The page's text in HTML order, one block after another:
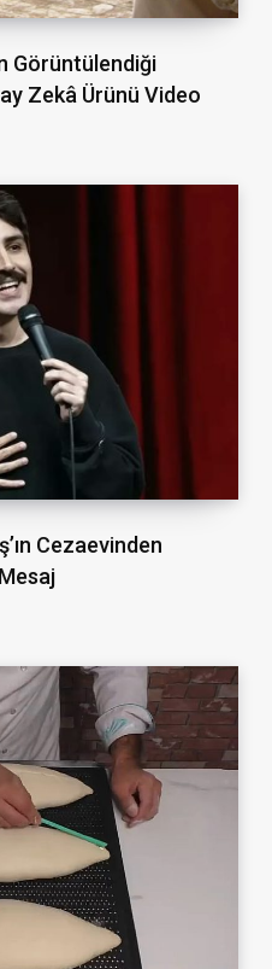
Görüntülendiği
Zekâ Ürünü Video
Cezaevinden